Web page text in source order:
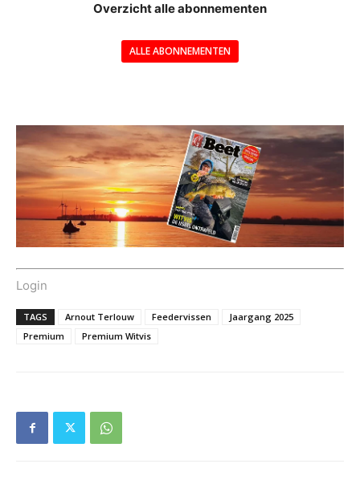
Overzicht alle abonnementen
ALLE ABONNEMENTEN
Login
TAGS Arnout Terlouw Feedervissen
Jaargang 2025
Premium
Premium Witvis